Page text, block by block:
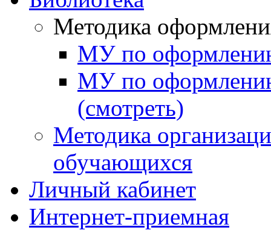
Методика
МУ по
МУ по
(смотреть)
Методика
обучающихся
Личный кабинет
Интернет-приемная